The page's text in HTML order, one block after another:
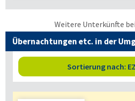
Weitere Unterkünfte
Übernachtungen etc. in der
Sortierung nach: